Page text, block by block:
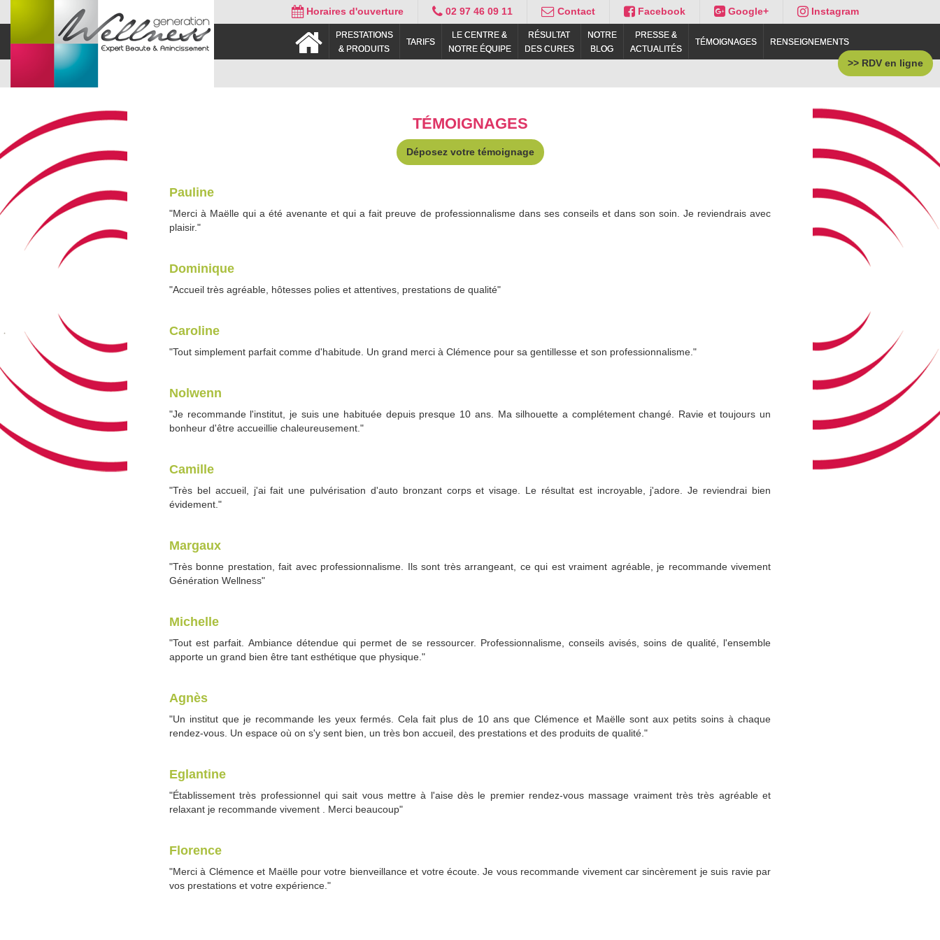
Horaires d'ouverture 02 97 46 09 11 Contact Facebook Google+ Instagram
PRESTATIONS
& PRODUITS
TARIFS
LE CENTRE &
NOTRE ÉQUIPE
RÉSULTAT
DES CURES
NOTRE
BLOG
PRESSE &
ACTUALITÉS
TÉMOIGNAGES RENSEIGNEMENTS
>> RDV en ligne
TÉMOIGNAGES
Déposez votre témoignage
Pauline
"Merci à Maëlle qui a été avenante et qui a fait preuve de professionnalisme dans ses conseils et dans son soin. Je reviendrais avec
plaisir."
Dominique
"Accueil très agréable, hôtesses polies et attentives, prestations de qualité"
Caroline
"Tout simplement parfait comme d'habitude. Un grand merci à Clémence pour sa gentillesse et son professionnalisme."
Nolwenn
"Je recommande l'institut, je suis une habituée depuis presque 10 ans. Ma silhouette a complétement changé. Ravie et toujours un
bonheur d'être accueillie chaleureusement."
Camille
"Très bel accueil, j'ai fait une pulvérisation d'auto bronzant corps et visage. Le résultat est incroyable, j'adore. Je reviendrai bien
évidement."
Margaux
"Très bonne prestation, fait avec professionnalisme. Ils sont très arrangeant, ce qui est vraiment agréable, je recommande vivement
Génération Wellness"
Michelle
"Tout est parfait. Ambiance détendue qui permet de se ressourcer. Professionnalisme, conseils avisés, soins de qualité, l'ensemble
apporte un grand bien être tant esthétique que physique."
Agnès
"Un institut que je recommande les yeux fermés. Cela fait plus de 10 ans que Clémence et Maëlle sont aux petits soins à chaque
rendez-vous. Un espace où on s'y sent bien, un très bon accueil, des prestations et des produits de qualité."
Eglantine
"Établissement très professionnel qui sait vous mettre à l'aise dès le premier rendez-vous massage vraiment très très agréable et
relaxant je recommande vivement . Merci beaucoup"
Florence
"Merci à Clémence et Maëlle pour votre bienveillance et votre écoute. Je vous recommande vivement car sincèrement je suis ravie par
vos prestations et votre expérience."